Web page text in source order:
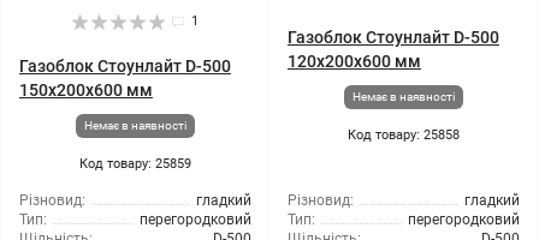
1
Газоблок Стоунлайт D-500
150x200x600 мм
Немає в наявності
Код товару: 25859
Різновид:
гладкий
Тип:
перегородковий
Газоблок Стоунлайт D-500
120x200x600 мм
Немає в наявності
Код товару: 25858
Різновид:
гладкий
Тип:
перегородковий